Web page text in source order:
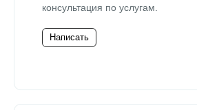
консультация по услугам.
Написать